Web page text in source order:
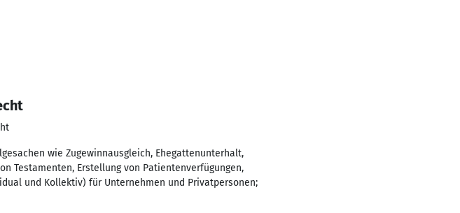
wie Zugewinnausgleich, Ehegattenunterhalt,
Testamenten, Erstellung von Patientenverfügungen,
und Kollektiv) für Unternehmen und Privatpersonen;